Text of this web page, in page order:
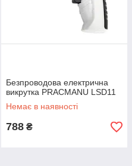
Безпроводова електрична
викрутка PRACMANU LSD11
Немає в наявності
788 ₴